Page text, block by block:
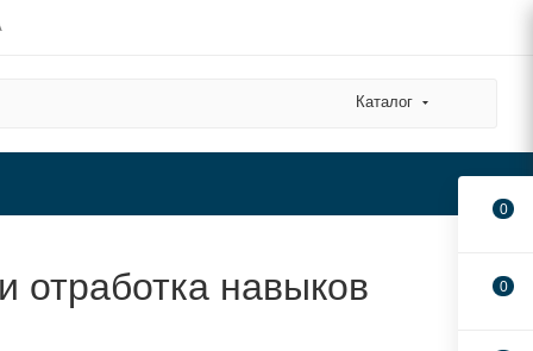
Каталог
отработка навыков
0
0